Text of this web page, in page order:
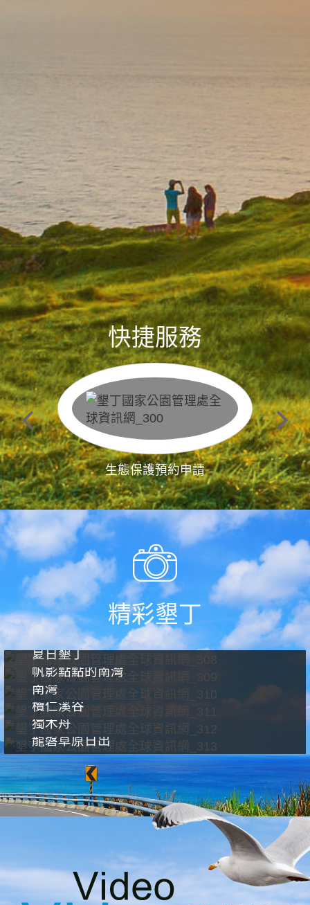
快捷服務
生態保護預約申請
精彩墾丁
夏日墾丁
帆影點點的南灣
南灣
欖仁溪谷
獨木舟
龍磐草原日出